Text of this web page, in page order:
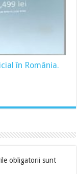
în România.
obligatorii sunt